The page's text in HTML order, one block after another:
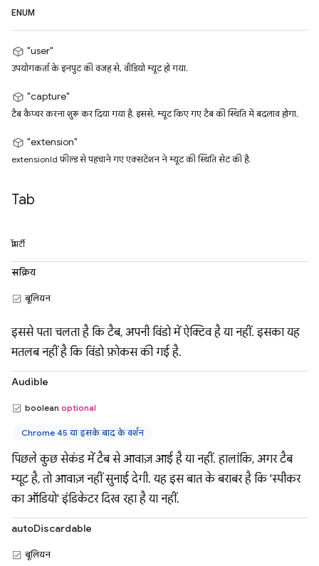
ENUM
"user"
उपयोगकर्ता के इनपुट की वजह से, वीडियो म्यूट हो गया.
"capture"
टैब कैप्चर करना शुरू कर दिया गया है. इससे, म्यूट किए गए टैब की स्थिति में बदलाव होगा.
"extension"
extensionId फ़ील्ड से पहचाने गए एक्सटेंशन ने म्यूट की स्थिति सेट की है.
Tab
प्रॉपर्टी
सक्रिय
बूलियन
इससे पता चलता है कि टैब, अपनी विंडो में ऐक्टिव है या नहीं. इसका यह
मतलब नहीं है कि विंडो फ़ोकस की गई है.
Audible
boolean optional
Chrome 45 या इसके बाद के वर्शन
पिछले कुछ सेकंड में टैब से आवाज़ आई है या नहीं. हालांकि, अगर टैब
म्यूट है, तो आवाज़ नहीं सुनाई देगी. यह इस बात के बराबर है कि 'स्पीकर
का ऑडियो' इंडिकेटर दिख रहा है या नहीं.
autoDiscardable
बूलियन